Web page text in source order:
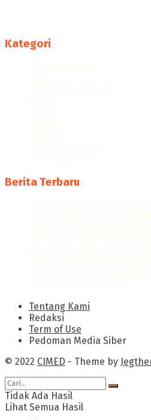
Kategori
Berita Terbaru
Tentang Kami
Redaksi
Term of Use
Pedoman Media Siber
© 2022 CIMED - Theme by
Tidak Ada Hasil
Lihat Semua Hasil